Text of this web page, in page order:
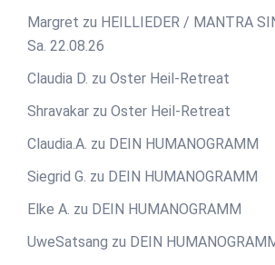
Margret zu HEILLIEDER / MANTRA
Sa. 22.08.26
Claudia D. zu Oster Heil-Retreat
Shravakar zu Oster Heil-Retreat
Claudia.A. zu DEIN HUMANOGRAMM
Siegrid G. zu DEIN HUMANOGRAMM
Elke A. zu DEIN HUMANOGRAMM
UweSatsang zu DEIN